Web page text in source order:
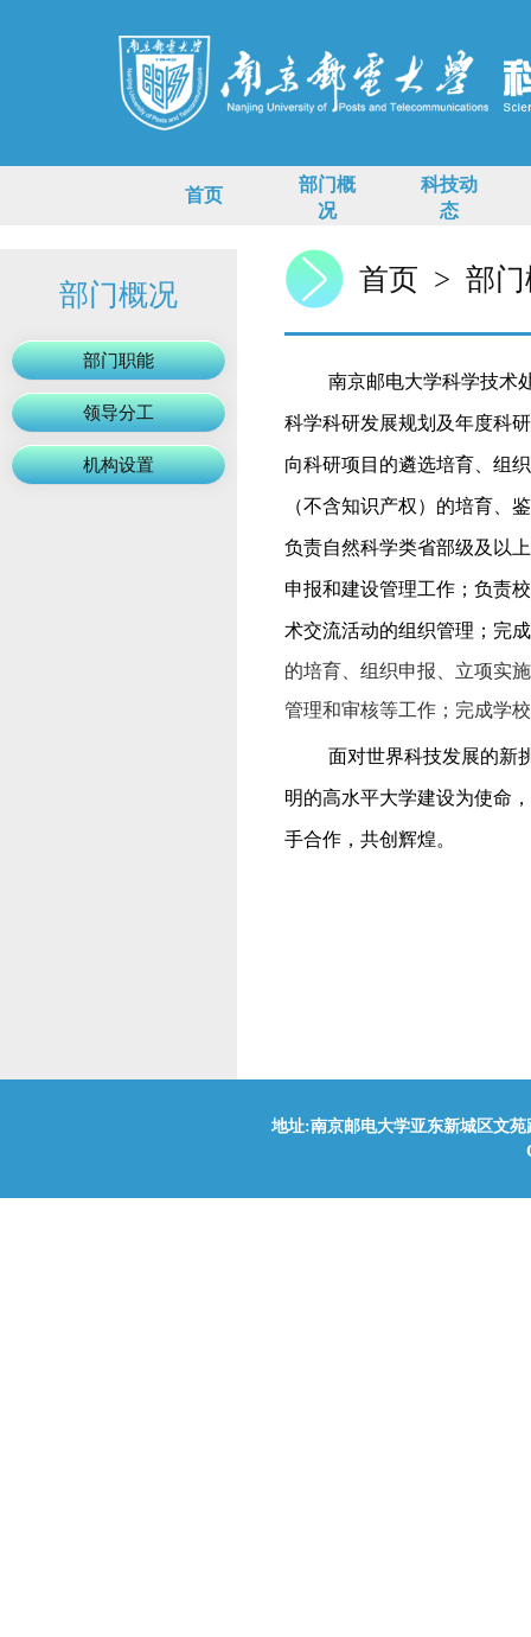
首页
部门概
况
科技动
态
部门概况
部门职能
领导分工
机构设置
首页 > 部
南京邮电大学科学技术
科学科研发展规划及年度科
向科研项目的遴选培育、组
（不含知识产权）的培育、
负责自然科学类省部级及以
申报和建设管理工作； 负责
术交流活动的组织管理； 完
的培育、组织申报、立项实
管理和审核等工作；完成学
面对世界科技发展的新
明的高水平大学建设为使命
手合作，共创辉煌。
地址:南京邮电大学亚东新城区文